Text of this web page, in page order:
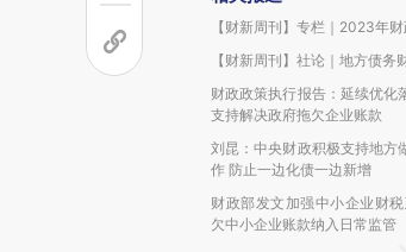
【财新周刊】专栏｜2023年
【财新周刊】社论｜地方债务
财政政策执行报告：延续优化
支持解决政府拖欠企业账款
刘昆：中央财政积极支持地方
作 防止一边化债一边新增
财政部发文加强中小企业财
欠中小企业账款纳入日常监管